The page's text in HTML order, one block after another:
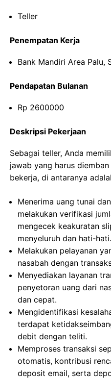
Teller
Penempatan Kerja
Bank Mandiri Area Palu,
Pendapatan Bulanan
Rp 2600000
Deskripsi Pekerjaan
Sebagai teller, Anda
jawab yang harus
bekerja, di antaranya
Menerima uang tunai
melakukan verifikasi
mengecek keakuratan
menyeluruh dan hati-hati.
Melakukan pelayanan
nasabah dengan
Menyediakan layanan
penyetoran uang dari
dan cepat.
Mengidentifikasi
terdapat
debit dengan teliti.
Memproses transaksi
otomatis, kontribusi
deposit email, serta